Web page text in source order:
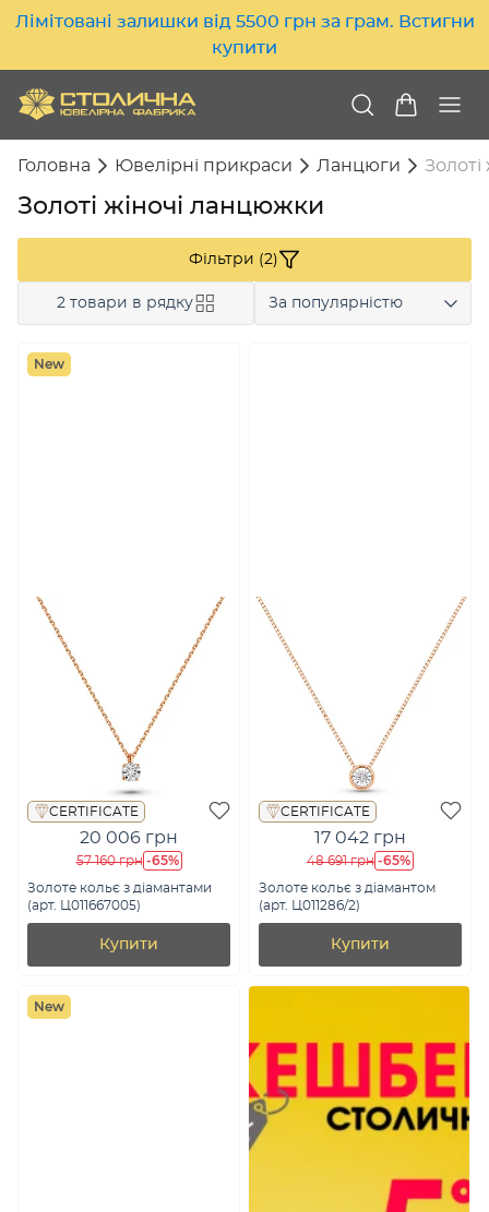
Лімітовані залишки від 5500 грн за грам. Встигни
купити
Головна Ювелірні прикраси Ланцюги
Золоті жіночі ланцюжки
Фільтри (2)
2 товари в рядку За популярністю
New
CERTIFICATE
20 006 грн
57 160 грн -65%
Золоте кольє з діамантами
(арт. Ц011667005)
Купити
CERTIFICATE
17 042 грн
48 691 грн -65%
Золоте кольє з діамантом
(арт. Ц011286/2)
Купити
New